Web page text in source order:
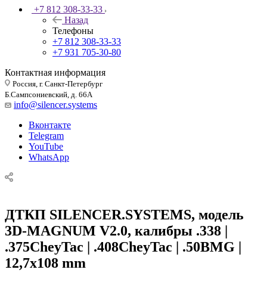
+7 812 308-33-33
Назад
Телефоны
+7 812 308-33-33
+7 931 705-30-80
Контактная информация
Россия, г. Санкт-Петербург
Б.Сампсониевский, д. 66А
info@silencer.systems
Вконтакте
Telegram
YouTube
WhatsApp
ДТКП SILENCER.SYSTEMS, модель
3D-MAGNUM V2.0, калибры .338 |
.375CheyTac | .408CheyTac | .50BMG |
12,7x108 mm